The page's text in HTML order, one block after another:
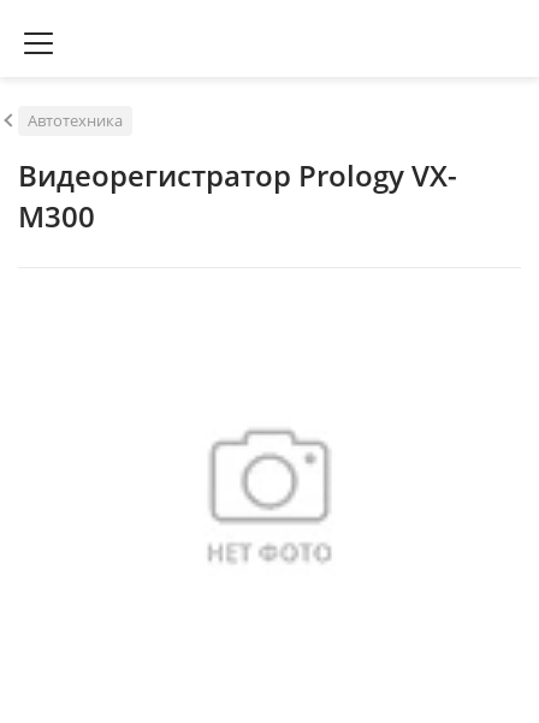
Автотехника
Видеорегистратор Prology VX-
M300